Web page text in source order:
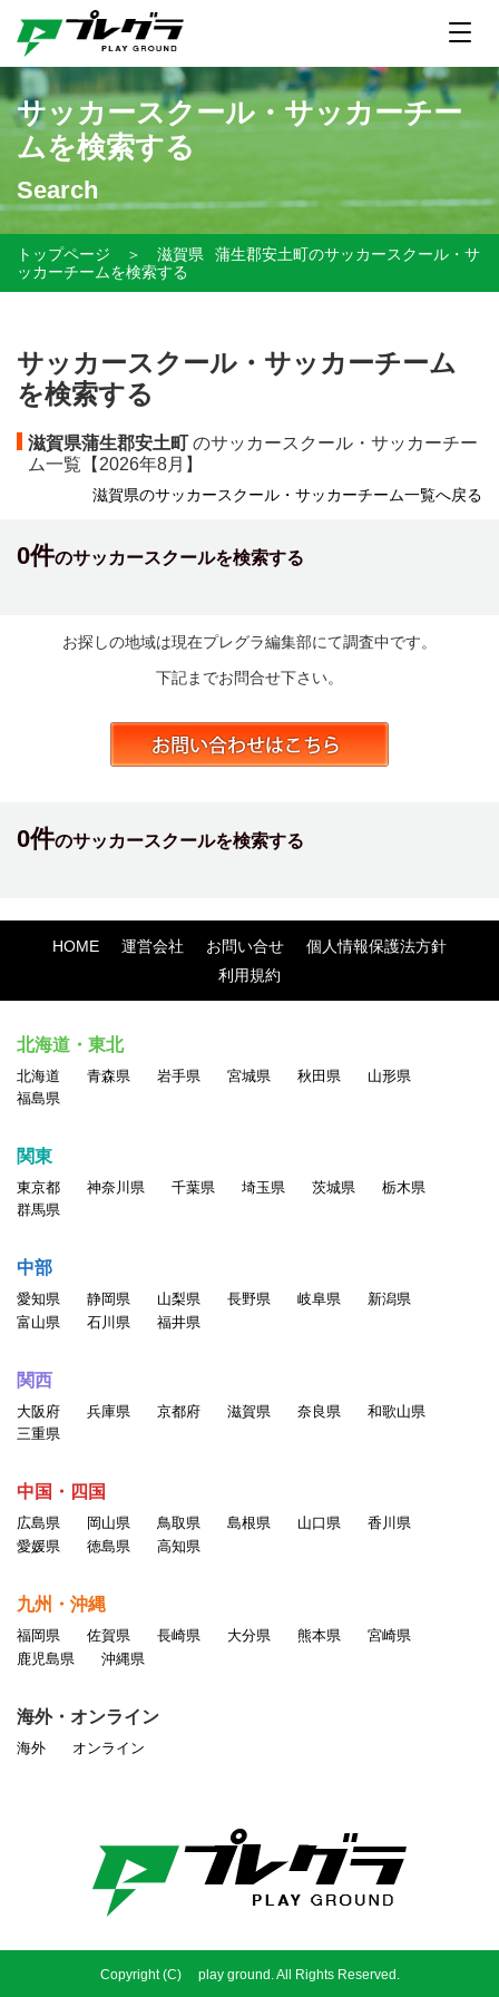
サッカースクール・サッカーチー
ムを検索する
Search
トップページ ＞ 滋賀県
蒲生郡安土町のサッカースクール・サ
ッカーチームを検索する
サッカースクール・サッカーチーム
を検索する
滋賀県蒲生郡安土町 のサッカースクール・サッカーチー
ム一覧【 2026年8月】
滋賀県のサッカースクール・サッカーチーム一覧へ戻る
0件のサッカースクールを検索する
お探しの地域は現在プレグラ編集部にて調査中です。
下記までお問合せ下さい。
0件のサッカースクールを検索する
HOME 運営会社 お問い合せ
個人情報保護法方針
利用規約
北海道・東北
北海道 青森県 岩手県 宮城県 秋田県
山形県
福島県
関東
東京都 神奈川県 千葉県 埼玉県 茨城県
栃木県
群馬県
中部
愛知県 静岡県 山梨県 長野県 岐阜県
新潟県
富山県
石川県 福井県
関西
大阪府 兵庫県 京都府 滋賀県 奈良県
和歌山県
三重県
中国・四国
広島県 岡山県 鳥取県 島根県 山口県
香川県
愛媛県
徳島県 高知県
九州・沖縄
福岡県 佐賀県 長崎県 大分県 熊本県
宮崎県
鹿児島県
沖縄県
海外・オンライン
海外 オンライン
Copyright (C) play ground. All Rights Reserved.